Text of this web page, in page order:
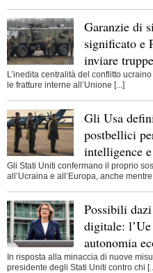
Garanzie di
significato e
inviare truppe
L’inedita centralità del conflitto
le fratture interne all’Unione [...]
Gli Usa
postbellici
intelligence
Gli Stati Uniti confermano il proprio
all’Ucraina e all’Europa, anche mentre
Possibili
digitale:
autonomia
In risposta alla minaccia di nuove
presidente degli Stati Uniti contro chi